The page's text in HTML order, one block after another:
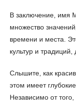
В заключение, имя
множество
времени и места.
культур и
Слышите, как
этом имеет
Независимо от